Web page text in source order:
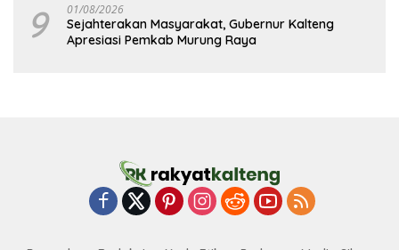
9 01/08/2026
Sejahterakan Masyarakat, Gubernur Kalteng
Apresiasi Pemkab Murung Raya